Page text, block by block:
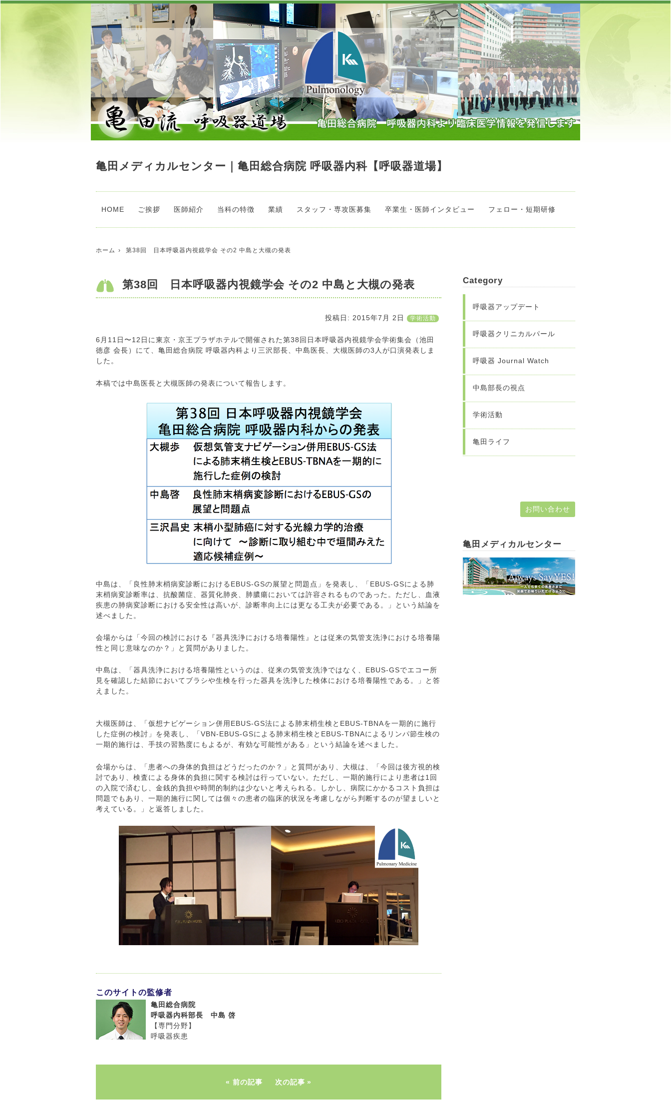
亀田メディカルセンター｜亀田総合病院 呼吸器内科【呼吸器道場】
HOME ご挨拶 医師紹介 当科の特徴 業績 スタッフ・専攻医募集 卒業生・医師インタビュー フェロー・短期研修
ホーム 第38回 日本呼吸器内視鏡学会 その2 中島と大槻の発表
第38回 日本呼吸器内視鏡学会 その2 中島と大槻の発表
投稿日: 2015年7月 2日 学術活動
6月11日〜12日に東京・京王プラザホテルで開催された第38回日本呼吸器内視鏡学会学術集会（池田
徳彦 会長）にて、亀田総合病院 呼吸器内科より三沢部長、中島医長、大槻医師の3人が口演発表しま
した。
本稿では中島医長と大槻医師の発表について報告します。
中島は、「良性肺末梢病変診断におけるEBUS-GSの展望と問題点」を発表し、「EBUS-GSによる肺
末梢病変診断率は、抗酸菌症、器質化肺炎、肺膿瘍においては許容されるものであった。ただし、血液
疾患の肺病変診断における安全性は高いが、診断率向上には更なる工夫が必要である。」という結論を
述べました。
会場からは「今回の検討における『器具洗浄における培養陽性』とは従来の気管支洗浄における培養陽
性と同じ意味なのか？」と質問がありました。
中島は、「器具洗浄における培養陽性というのは、従来の気管支洗浄ではなく、EBUS-GSでエコー所
見を確認した結節においてブラシや生検を行った器具を洗浄した検体における培養陽性である。」と答
えました。
大槻医師は、「仮想ナビゲーション併用EBUS-GS法による肺末梢生検とEBUS-TBNAを一期的に施行
した症例の検討」を発表し、「VBN-EBUS-GSによる肺末梢生検とEBUS-TBNAによるリンパ節生検の
一期的施行は、手技の習熟度にもよるが、有効な可能性がある」という結論を述べました。
会場からは、「患者への身体的負担はどうだったのか？」と質問があり、大槻は、「今回は後方視的検
討であり、検査による身体的負担に関する検討は行っていない。ただし、一期的施行により患者は1回
の入院で済むし、金銭的負担や時間的制約は少ないと考えられる。しかし、病院にかかるコスト負担は
問題でもあり、一期的施行に関しては個々の患者の臨床的状況を考慮しながら判断するのが望ましいと
考えている。」と返答しました。
このサイトの監修者
亀田総合病院
呼吸器内科部長 中島 啓
【専門分野】
呼吸器疾患
前の記事 次の記事
Category
呼吸器アップデート
呼吸器クリニカルパール
呼吸器 Journal Watch
中島部長の視点
学術活動
亀田ライフ
お問い合わせ
亀田メディカルセンター